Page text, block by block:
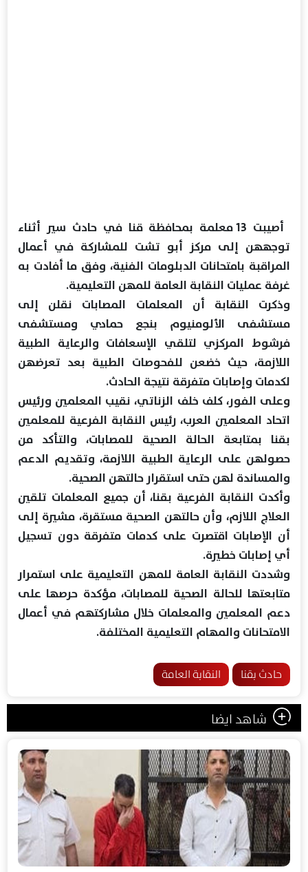
أصيبت 13 معلمة بمحافظة قنا في حادث سير أثناء
توجههن إلى مركز أبو تشت للمشاركة في أعمال
المراقبة بامتحانات الدبلومات الفنية، وفق ما أفادت به
غرفة عمليات النقابة العامة للمهن التعليمية.
وذكرت النقابة أن المعلمات المصابات نقلن إلى
مستشفى الألومنيوم بنجع حمادي ومستشفى
فرشوط المركزي لتلقي الإسعافات والرعاية الطبية
اللازمة، حيث خضعن للفحوصات الطبية بعد تعرضهن
لكدمات وإصابات متفرقة نتيجة الحادث.
وعلى الفور، كلف خلف الزناتي، نقيب المعلمين ورئيس
اتحاد المعلمين العرب، رئيس النقابة الفرعية للمعلمين
بقنا بمتابعة الحالة الصحية للمصابات، والتأكد من
حصولهن على الرعاية الطبية اللازمة، وتقديم الدعم
والمساندة لهن حتى استقرار حالتهن الصحية.
وأكدت النقابة الفرعية بقنا، أن جميع المعلمات تلقين
العلاج اللازم، وأن حالتهن الصحية مستقرة، مشيرة إلى
أن الإصابات اقتصرت على كدمات متفرقة دون تسجيل
أي إصابات خطيرة.
وشددت النقابة العامة للمهن التعليمية على استمرار
متابعتها للحالة الصحية للمصابات، مؤكدة حرصها على
دعم المعلمين والمعلمات خلال مشاركتهم في أعمال
الامتحانات والمهام التعليمية المختلفة.
حادث بقنا النقابة العامة
شاهد ايضا